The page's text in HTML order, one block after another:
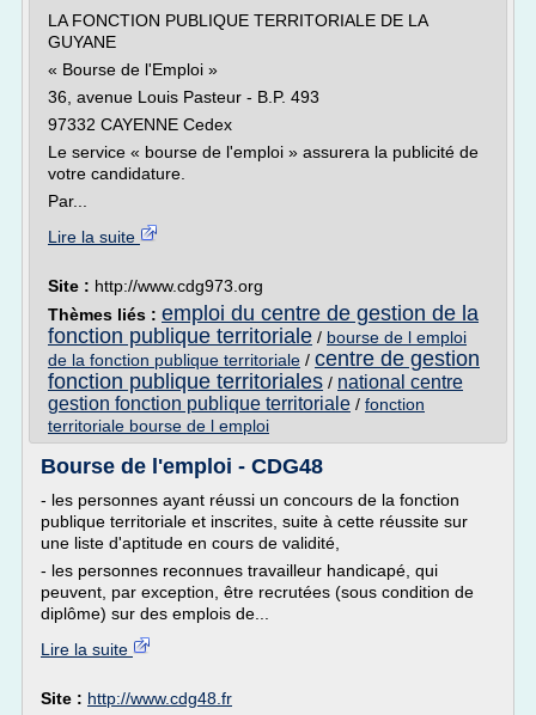
LA FONCTION PUBLIQUE TERRITORIALE DE LA
GUYANE
« Bourse de l'Emploi »
36, avenue Louis Pasteur - B.P. 493
97332 CAYENNE Cedex
Le service « bourse de l'emploi » assurera la publicité de
votre candidature.
Par...
Lire la suite
Site : http://www.cdg973.org
Thèmes liés : emploi du centre de gestion de la
fonction publique territoriale / bourse de l emploi
de la fonction publique territoriale / centre de gestion
fonction publique territoriales / national centre
gestion fonction publique territoriale / fonction
territoriale bourse de l emploi
Bourse de l'emploi - CDG48
- les personnes ayant réussi un concours de la fonction
publique territoriale et inscrites, suite à cette réussite sur
une liste d'aptitude en cours de validité,
- les personnes reconnues travailleur handicapé, qui
peuvent, par exception, être recrutées (sous condition de
diplôme) sur des emplois de...
Lire la suite
Site : http://www.cdg48.fr